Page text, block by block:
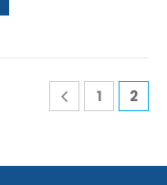
1 2